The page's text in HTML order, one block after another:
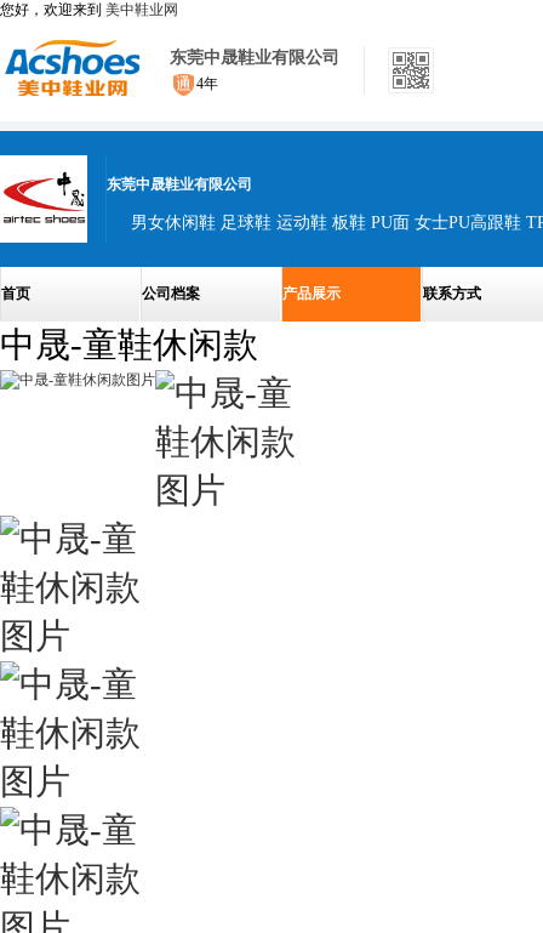
您好，欢迎来到 美中鞋业网
东莞中晟鞋业有限公司
4年
东莞中晟鞋业有限公司
男女休闲鞋 足球鞋 运动鞋 板鞋 PU面 女士PU高跟鞋
首页 公司档案 产品展示 联系方式
中晟-童鞋休闲款